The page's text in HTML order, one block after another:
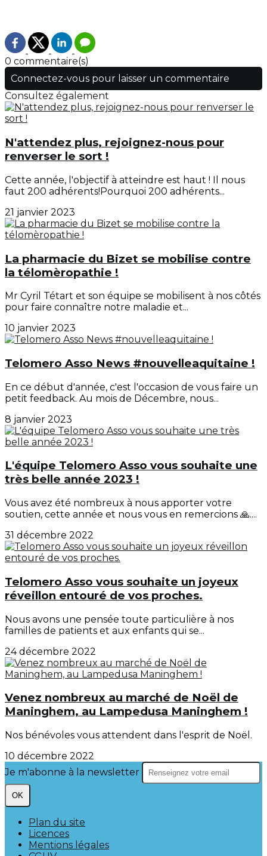
0 commentaire(s)
Connectez-vous pour laisser un commentaire
Consultez également
N'attendez plus, rejoignez-nous pour
renverser le sort !
Cette année, l'objectif à atteindre est haut ! Il nous
faut 200 adhérents!Pourquoi 200 adhérents...
21 janvier 2023
La pharmacie du Bizet se mobilise contre
la télomèropathie !
Mr Cyril Tétart et son équipe se mobilisent à nos côtés
pour faire connaître notre maladie et...
10 janvier 2023
Telomero Asso News #nouvelleaquitaine !
En ce début d'année, c'est l'occasion de vous faire un
petit feedback. Au mois de Décembre, nous...
8 janvier 2023
L'équipe Telomero Asso vous souhaite une
très belle année 2023 !
Vous avez été nombreux à nous apporter votre
soutien, cette année et nous vous en remercions 🙏....
31 décembre 2022
Telomero Asso vous souhaite un joyeux
réveillon entouré de vos proches.
Nous avons une pensée toute particulière à nos
familles de patients et aux enfants qui se...
24 décembre 2022
Venez nombreux au marché de Noël de
Maninghem, au Lampedusa Maninghem !
Nos bénévoles vous attendent dans l'esprit de Noël.
10 décembre 2022
Je m'abonne à la newsletter
OK
Plan du site
Licences
Mentions légales